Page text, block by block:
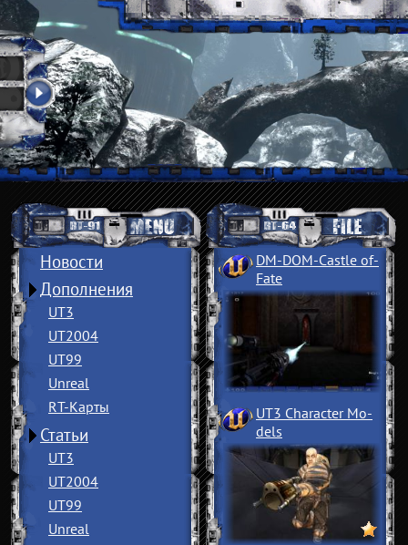
Новости
Дополнения
UT3
UT2004
UT99
Unreal
RT-Карты
Статьи
UT3
UT2004
UT99
Unreal
DM-DOM-Castle of­
Fate
UT3 Character Mo­
dels